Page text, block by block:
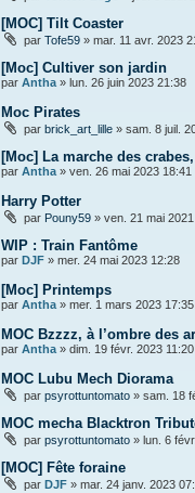
[MOC] Tilt Coaster
par Tofe59 » mar. 11 avr. 2023
[Moc] Cultiver son jardin
par Antha » lun. 26 juin 2023 21:38
Moc Pirates
par brick_art_lille » sam. 8 juil.
[Moc] La marche des
par Antha » ven. 26 mai 2023 18:41
Harry Potter
par Pouny59 » ven. 21 mai
WIP : Train Fantôme
par DJF » mer. 24 mai 2023 12:28
[Moc] Printemps
par Antha » mer. 1 mars 2023 17:35
MOC Bzzzz, à l’ombre des
par Antha » dim. 19 févr. 2023 11:20
MOC Lubu Mech Diorama
par psyrottuntomato » sam. 18
MOC mecha Blacktron
par psyrottuntomato » lun. 6
[MOC] Fête foraine
par DJF » mar. 24 janv. 2023